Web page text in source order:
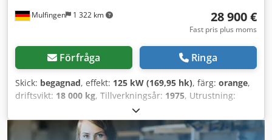
Mulfingen 1 322 km 28 900 €
Fast pris plus moms
Förfråga Ringa
Skick: begagnad, effekt: 125 kW (169,95 hk), färg: orange,
driftsvikt: 18 000 kg, Tillverkningsår: 1975, Utrustning:
, Effekt/motor: 10 500 cm³ Chassi: hjul Förarplats: hytt
Utrustning: skopa ID: 118060 Omedelbart driftsklar 170 hk
6 cylindrar 18 000 kg Videolänk på YouTube: Vi har alltid